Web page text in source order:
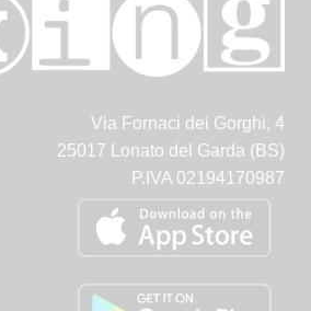
Via Fornaci dei Gorghi, 4
25017 Lonato del Garda (BS)
P.IVA 02194170987